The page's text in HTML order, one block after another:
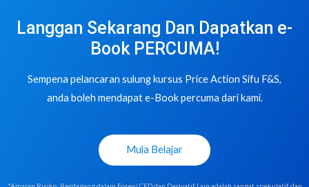
Langgan Sekarang Dan Dapatkan e-
Book PERCUMA!
Sempena pelancaran sulung kursus Price Action Sifu F&S,
anda boleh mendapat e-Book percuma dari kami.
Mula Belajar